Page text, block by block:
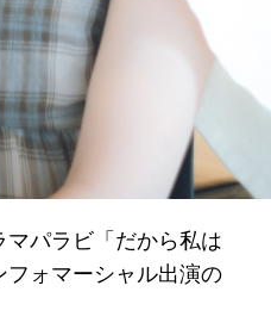
パラビ「だから私は
フォマーシャル出演の